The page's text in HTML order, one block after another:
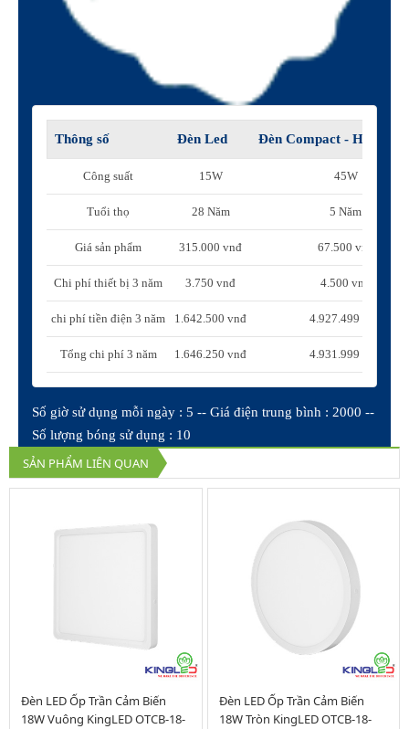
Thông số Đèn Led Đèn Compact - Huỳnh
Công suất
Tuổi thọ
Giá sản phẩm
Chi phí thiết bị 3 năm
chi phí tiền điện 3 năm
Tổng chi phí 3 năm
15W
28 Năm
315.000 vnđ
3.750 vnđ
1.642.500 vnđ
1.646.250 vnđ
45W
5 Năm
67.500 vnđ
4.500 vnđ
4.927.499 vnđ
4.931.999 vnđ
Số giờ sử dụng mỗi ngày : 5 -- Giá điện trung bình : 2000 --
Số lượng bóng sử dụng : 10
SẢN PHẨM LIÊN QUAN
Đèn LED Ốp Trần Cảm Biến
18W Vuông KingLED OTCB-18-
Đèn LED Ốp Trần Cảm Biến
18W Tròn KingLED OTCB-18-